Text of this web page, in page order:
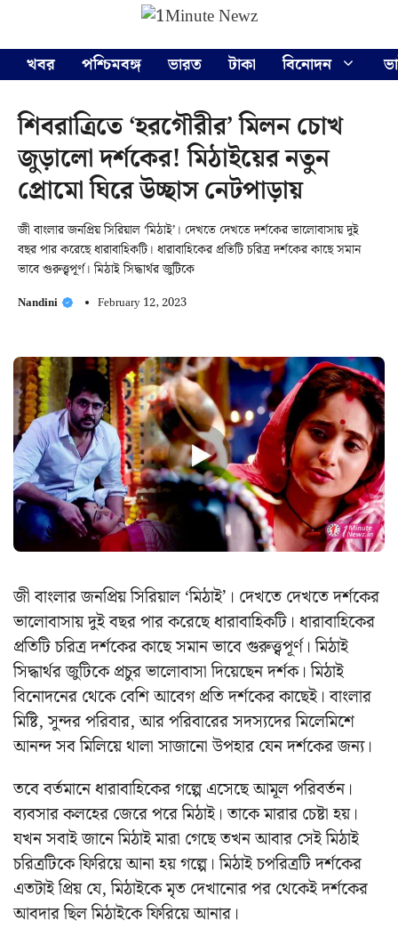
content
খবর
পশ্চিমবঙ্গ ভারত টাকা বিনোদন
শিবরাত্রিতে ‘হরগৌরীর’ মিলন চোখ
জুড়ালো দর্শকের! মিঠাইয়ের নতুন
প্রোমো ঘিরে উচ্ছাস নেটপাড়ায়
জী বাংলার জনপ্রিয় সিরিয়াল ‘মিঠাই’। দেখতে দেখতে দর্শকের ভালোবাসায় দুই
বছর পার করেছে ধারাবাহিকটি। ধারাবাহিকের প্রতিটি চরিত্র দর্শকের কাছে সমান
ভাবে গুরুত্ত্বপূর্ণ। মিঠাই সিদ্ধার্থর জুটিকে
Nandini February 12, 2023
জী বাংলার জনপ্রিয় সিরিয়াল ‘মিঠাই’। দেখতে দেখতে দর্শকের
ভালোবাসায় দুই বছর পার করেছে ধারাবাহিকটি। ধারাবাহিকের
প্রতিটি চরিত্র দর্শকের কাছে সমান ভাবে গুরুত্ত্বপূর্ণ। মিঠাই
সিদ্ধার্থর জুটিকে প্রচুর ভালোবাসা দিয়েছেন দর্শক। মিঠাই
বিনোদনের থেকে বেশি আবেগ প্রতি দর্শকের কাছেই। বাংলার
মিষ্টি, সুন্দর পরিবার, আর পরিবারের সদস্যদের মিলেমিশে
আনন্দ সব মিলিয়ে থালা সাজানো উপহার যেন দর্শকের জন্য।
তবে বর্তমানে ধারাবাহিকের গল্পে এসেছে আমূল পরিবর্তন।
ব্যবসার কলহের জেরে পরে মিঠাই। তাকে মারার চেষ্টা হয়।
যখন সবাই জানে মিঠাই মারা গেছে তখন আবার সেই মিঠাই
চরিত্রটিকে ফিরিয়ে আনা হয় গল্পে। মিঠাই চপরিত্রটি দর্শকের
এতটাই প্রিয় যে, মিঠাইকে মৃত দেখানোর পর থেকেই দর্শকের
আবদার ছিল মিঠাইকে ফিরিয়ে আনার।